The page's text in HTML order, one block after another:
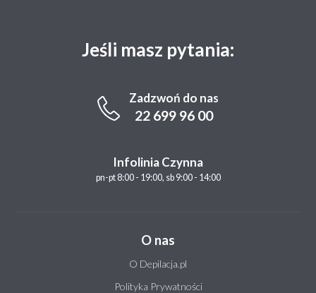
Jeśli masz pytania:
Zadzwoń do nas
22 699 96 00
Infolinia Czynna
pn-pt 8:00 - 19:00, sb 9:00 - 14:00
O nas
O Depilacja.pl
Polityka Prywatności